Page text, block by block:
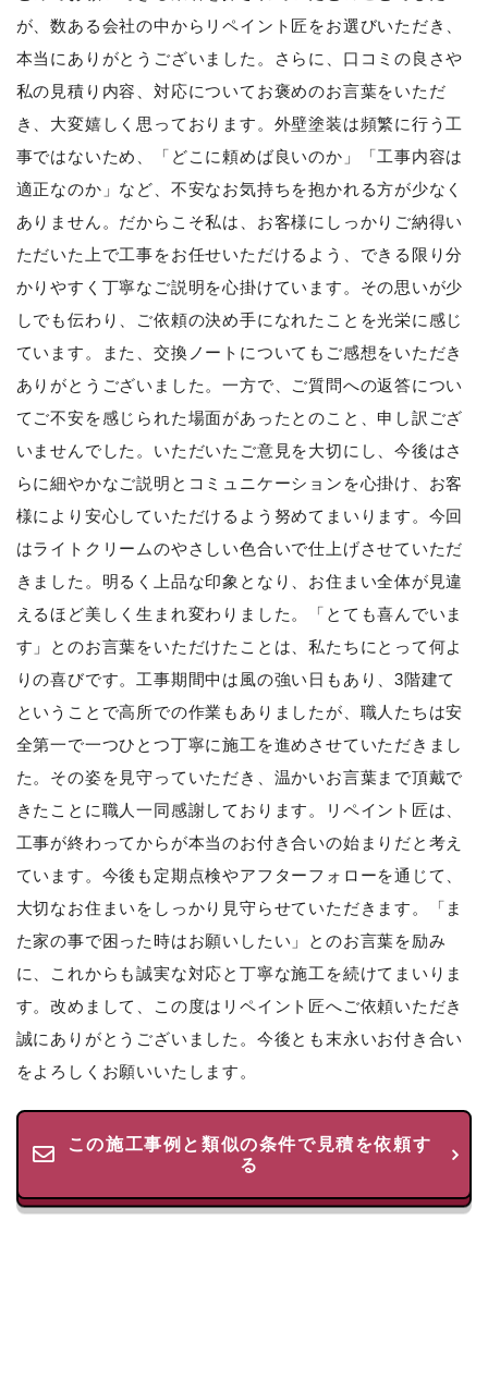
が、数ある会社の中からリペイント匠をお選びいただき、
本当にありがとうございました。さらに、口コミの良さや
私の見積り内容、対応についてお褒めのお言葉をいただ
き、大変嬉しく思っております。外壁塗装は頻繁に行う工
事ではないため、「どこに頼めば良いのか」「工事内容は
適正なのか」など、不安なお気持ちを抱かれる方が少なく
ありません。だからこそ私は、お客様にしっかりご納得い
ただいた上で工事をお任せいただけるよう、できる限り分
かりやすく丁寧なご説明を心掛けています。その思いが少
しでも伝わり、ご依頼の決め手になれたことを光栄に感じ
ています。また、交換ノートについてもご感想をいただき
ありがとうございました。一方で、ご質問への返答につい
てご不安を感じられた場面があったとのこと、申し訳ござ
いませんでした。いただいたご意見を大切にし、今後はさ
らに細やかなご説明とコミュニケーションを心掛け、お客
様により安心していただけるよう努めてまいります。今回
はライトクリームのやさしい色合いで仕上げさせていただ
きました。明るく上品な印象となり、お住まい全体が見違
えるほど美しく生まれ変わりました。「とても喜んでいま
す」とのお言葉をいただけたことは、私たちにとって何よ
りの喜びです。工事期間中は風の強い日もあり、3階建て
ということで高所での作業もありましたが、職人たちは安
全第一で一つひとつ丁寧に施工を進めさせていただきまし
た。その姿を見守っていただき、温かいお言葉まで頂戴で
きたことに職人一同感謝しております。リペイント匠は、
工事が終わってからが本当のお付き合いの始まりだと考え
ています。今後も定期点検やアフターフォローを通じて、
大切なお住まいをしっかり見守らせていただきます。「ま
た家の事で困った時はお願いしたい」とのお言葉を励み
に、これからも誠実な対応と丁寧な施工を続けてまいりま
す。改めまして、この度はリペイント匠へご依頼いただき
誠にありがとうございました。今後とも末永いお付き合い
をよろしくお願いいたします。
この施工事例と類似の条件で見積を依頼す
る